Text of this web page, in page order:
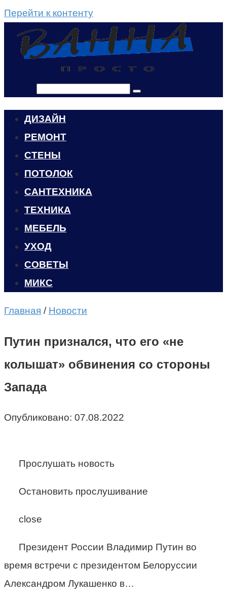
Перейти к контенту
ДИЗАЙН
РЕМОНТ
СТЕНЫ
ПОТОЛОК
САНТЕХНИКА
ТЕХНИКА
МЕБЕЛЬ
УХОД
CОВЕТЫ
МИКС
Главная / Новости
Путин признался, что его «не
колышат» обвинения со стороны
Запада
Опубликовано: 07.08.2022
Прослушать новость
Остановить прослушивание
close
Президент России Владимир Путин во
время встречи с президентом Белоруссии
Александром Лукашенко в…